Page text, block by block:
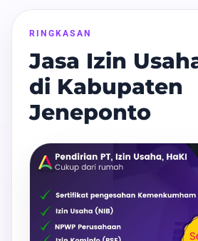
RINGKASAN
Jasa Izin
di Kabupaten
Jeneponto